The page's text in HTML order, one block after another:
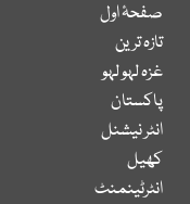
صفحۂ اول
تازہ ترین
غزہ لہو لہو
پاکستان
انٹر نیشنل
کھیل
انٹرٹینمنٹ